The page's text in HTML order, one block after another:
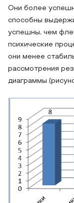
Они более
способны
успешны, чем
психические
они менее
рассмотрения
диаграммы